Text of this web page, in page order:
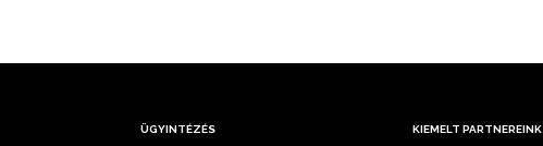
ÜGYINTÉZÉS KIEMELT PARTNEREINK